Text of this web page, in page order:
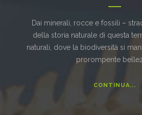
Dai minerali, rocce e fossili –
della storia naturale di questa
naturali, dove la biodiversità si
prorompente
CONTINUA...